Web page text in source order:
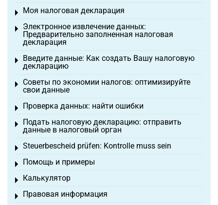
Моя налоговая декларация
Toggle menu
Электронное извлечение данных:
Предварительно заполненная налоговая
декларация
Toggle menu
Введите данные: Как создать Вашу налоговую
декларацию
Toggle menu
Советы по экономии налогов: оптимизируйте
свои данные
Toggle menu
Проверка данных: найти ошибки
Toggle menu
Подать налоговую декларацию: отправить
данные в налоговый орган
Toggle menu
Steuerbescheid prüfen: Kontrolle muss sein
Toggle menu
Помощь и примеры
Toggle menu
Калькулятор
Toggle menu
Правовая информация
Toggle menu